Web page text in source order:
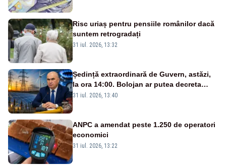
Risc uriaș pentru pensiile românilor dacă
suntem retrogradați
31 iul. 2026, 13:32
Ședință extraordinară de Guvern, astăzi,
la ora 14:00. Bolojan ar putea decreta
stare de urgență energetică
31 iul. 2026, 13:40
ANPC a amendat peste 1.250 de operatori
economici
31 iul. 2026, 13:22